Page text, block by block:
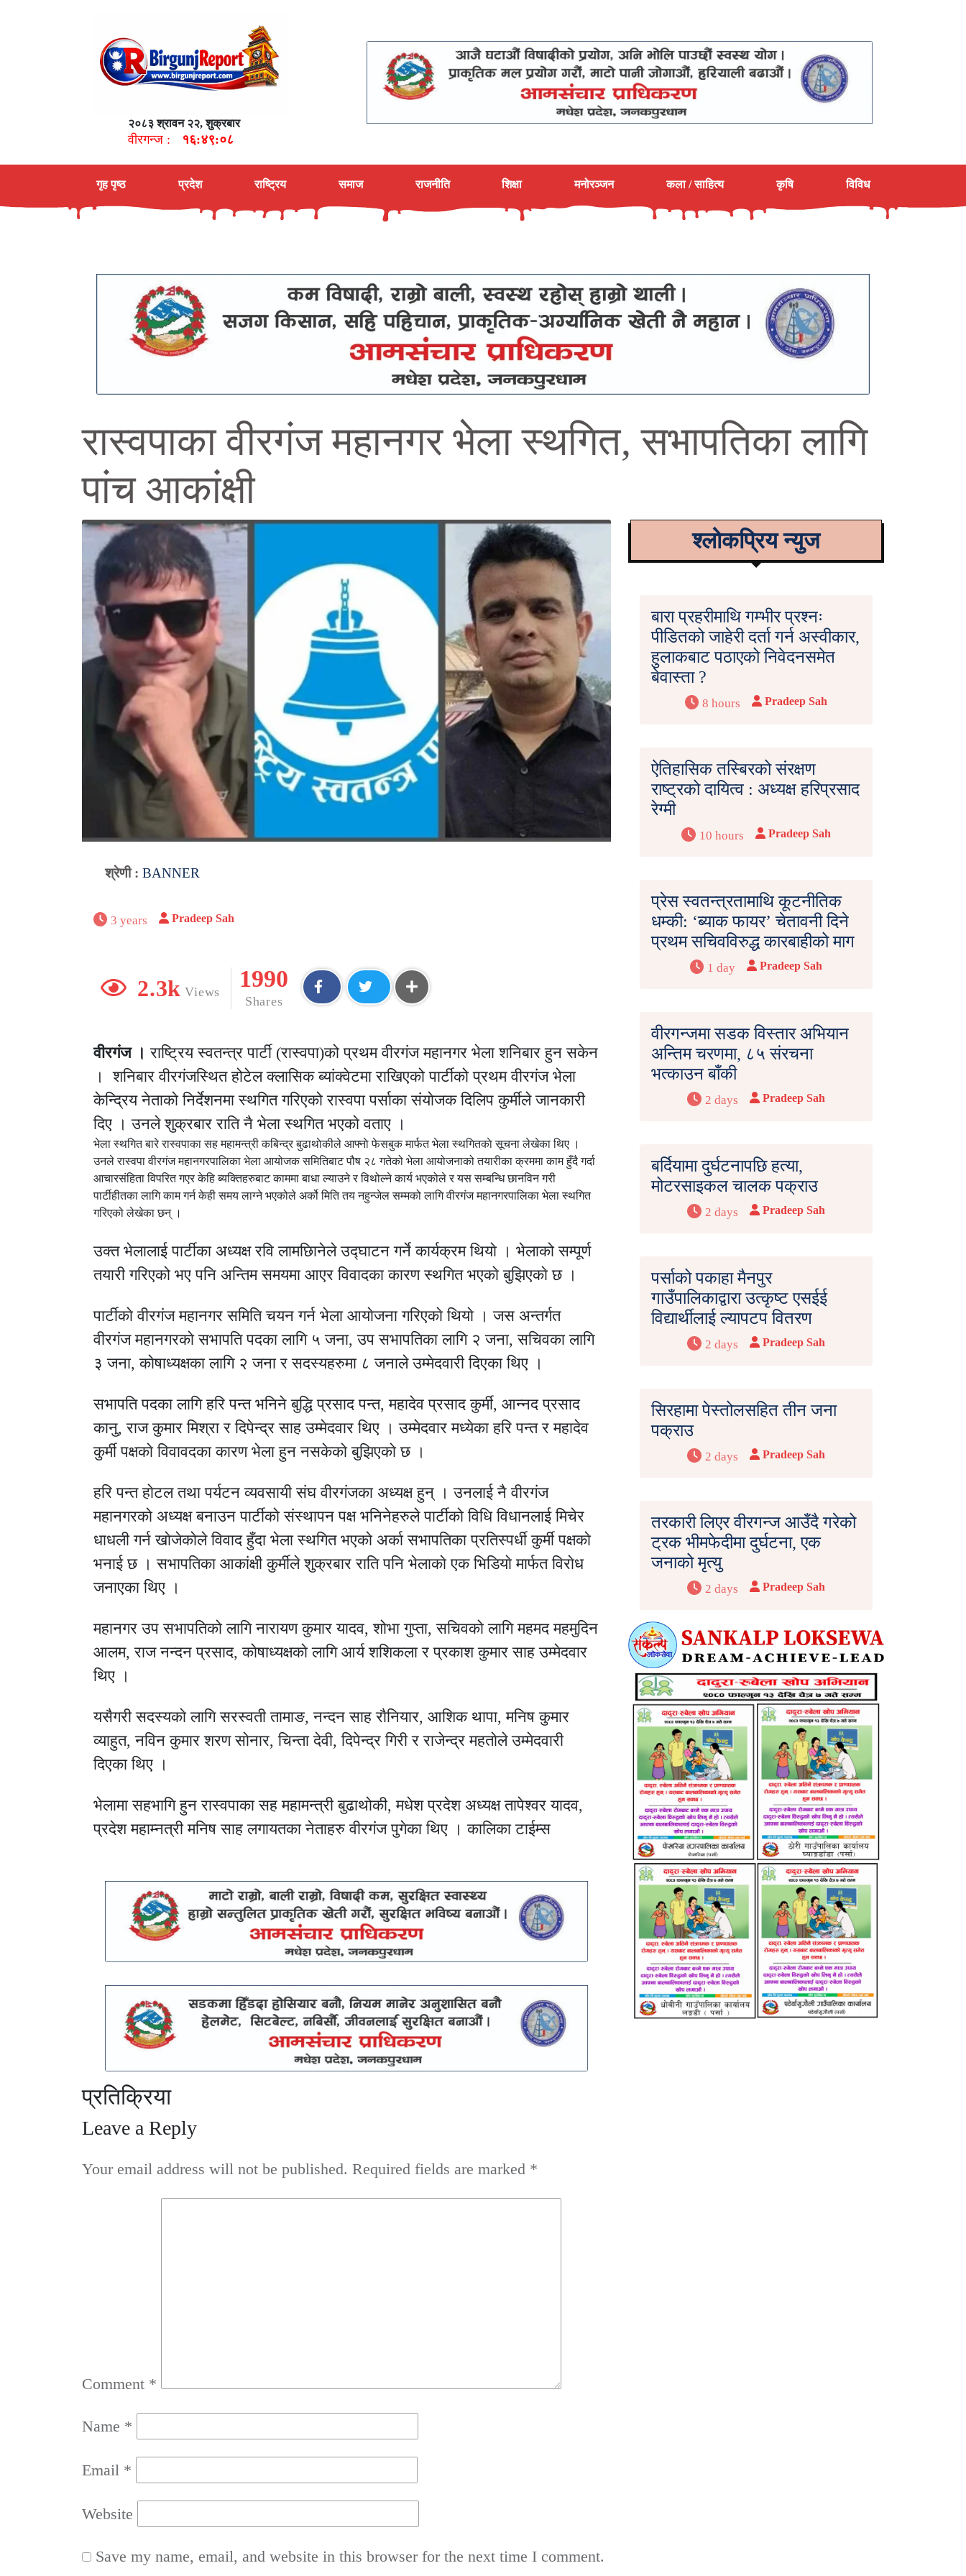
२०८३ श्रावन २२, शुक्रबार
वीरगन्ज : १६:४९:०९
गृह पृष्ठ प्रदेश राष्ट्रिय समाज राजनीति शिक्षा मनोरञ्जन कला / साहित्य कृषि विविध
रास्वपाका वीरगंज महानगर भेला स्थगित, सभापतिका लागि
पांच आकांक्षी
श्रेणी : BANNER
3 years Pradeep Sah
2.3k Views
1990
Shares
वीरगंज । राष्ट्रिय स्वतन्त्र पार्टी (रास्वपा)को प्रथम वीरगंज महानगर भेला शनिबार हुन सकेन
। शनिबार वीरगंजस्थित होटेल क्लासिक ब्यांक्वेटमा राखिएको पार्टीको प्रथम वीरगंज भेला
केन्द्रिय नेताकाे निर्देशनमा स्थगित गरिएको रास्वपा पर्साका संयाेजक दिलिप कुर्मीले जानकारी
दिए । उनले शुक्रबार राति नै भेला स्थगित भएकाे वताए ।
भेला स्थगित बारे रास्वपाका सह महामन्त्री कबिन्द्र बुढाथाेकीले आफ्नाे फेसबुक मार्फत भेला स्थगितकाे सूचना लेखेका थिए ।
उनले रास्वपा वीरगंज महानगरपालिका भेला आयोजक समितिबाट पौष २८ गतेको भेला आयोजनाको तयारीका क्रममा काम हुँदै गर्दा
आचारसंहिता विपरित गएर केहि ब्यक्तिहरुबाट काममा बाधा ल्याउने र विथोल्ने कार्य भएकोले र यस सम्बन्धि छानविन गरी
पार्टीहीतका लागि काम गर्न केही समय लाग्ने भएकोले अर्को मिति तय नहुन्जेल सम्मको लागि वीरगंज महानगरपालिका भेला स्थगित
गरिएको लेखेका छन् ।
उक्त भेलालाई पार्टीका अध्यक्ष रवि लामछिानेले उद्घाटन गर्ने कार्यक्रम थियाे । भेलाको सम्पूर्ण
तयारी गरिएको भए पनि अन्तिम समयमा आएर विवादका कारण स्थगित भएकाे बुझिएकाे छ ।
पार्टीकाे वीरगंज महानगर समिति चयन गर्न भेला आयाेजना गरिएकाे थियाे । जस अन्तर्गत
वीरगंज महानगरकाे सभापति पदका लागि ५ जना, उप सभापतिका लागि २ जना, सचिवका लागि
३ जना, काेषाध्यक्षका लागि २ जना र सदस्यहरुमा ८ जनाले उम्मेदवारी दिएका थिए ।
सभापति पदका लागि हरि पन्त भनिने बुद्धि प्रसाद पन्त, महादेव प्रसाद कुर्मी, आन्नद प्रसाद
कानु, राज कुमार मिश्रा र दिपेन्द्र साह उम्मेदवार थिए । उम्मेदवार मध्येका हरि पन्त र महादेव
कुर्मी पक्षकाे विवावदका कारण भेला हुन नसकेकाे बुझिएकाे छ ।
हरि पन्त हाेटल तथा पर्यटन व्यवसायी संघ वीरगंजका अध्यक्ष हुन् । उनलाई नै वीरगंज
महानगरकाे अध्यक्ष बनाउन पार्टीकाे संस्थापन पक्ष भनिनेहरुले पार्टीकाे विधि विधानलाई मिचेर
धाधली गर्न खाेजेकाेले विवाद हुँदा भेला स्थगित भएकाे अर्का सभापतिका प्रतिस्पर्धी कुर्मी पक्षकाे
भनाई छ । सभापतिका आकांक्षी कुर्मीले शुक्रबार राति पनि भेलाकाे एक भिडियाे मार्फत विराेध
जनाएका थिए ।
महानगर उप सभापतिकाे लागि नारायण कुमार यादव, शाेभा गुप्ता, सचिवकाे लागि महमद महमुदिन
आलम, राज नन्दन प्रसाद, काेषाध्यक्षकाे लागि आर्य शशिकला र प्रकाश कुमार साह उम्मेदवार
थिए ।
यसैगरी सदस्यकाे लागि सरस्वती तामाङ, नन्दन साह राैनियार, आशिक थापा, मनिष कुमार
व्याहुत, नविन कुमार शरण साेनार, चिन्ता देवी, दिपेन्द्र गिरी र राजेन्द्र महताेले उम्मेदवारी
दिएका थिए ।
भेलामा सहभागि हुन रास्वपाका सह महामन्त्री बुढाथाेकी, मधेश प्रदेश अध्यक्ष तापेश्वर यादव,
प्रदेश महाम्नत्री मनिष साह लगायतका नेताहरु वीरगंज पुगेका थिए । कालिका टाईम्स
प्रतिक्रिया
Leave a Reply
Your email address will not be published. Required fields are marked *
Comment *
Name *
Email *
Website
Save my name, email, and website in this browser for the next time I comment.
श्लोकप्रिय न्युज
बारा प्रहरीमाथि गम्भीर प्रश्नः
पीडितको जाहेरी दर्ता गर्न अस्वीकार,
हुलाकबाट पठाएको निवेदनसमेत
बेवास्ता ?
8 hours Pradeep Sah
ऐतिहासिक तस्बिरको संरक्षण
राष्ट्रको दायित्व : अध्यक्ष हरिप्रसाद
रेग्मी
10 hours Pradeep Sah
प्रेस स्वतन्त्रतामाथि कूटनीतिक
धम्की: ‘ब्याक फायर’ चेतावनी दिने
प्रथम सचिवविरुद्ध कारबाहीको माग
1 day Pradeep Sah
वीरगन्जमा सडक विस्तार अभियान
अन्तिम चरणमा, ८५ संरचना
भत्काउन बाँकी
2 days Pradeep Sah
बर्दियामा दुर्घटनापछि हत्या,
मोटरसाइकल चालक पक्राउ
2 days Pradeep Sah
पर्साको पकाहा मैनपुर
गाउँपालिकाद्वारा उत्कृष्ट एसईई
विद्यार्थीलाई ल्यापटप वितरण
2 days Pradeep Sah
सिरहामा पेस्तोलसहित तीन जना
पक्राउ
2 days Pradeep Sah
तरकारी लिएर वीरगन्ज आउँदै गरेको
ट्रक भीमफेदीमा दुर्घटना, एक
जनाको मृत्यु
2 days Pradeep Sah